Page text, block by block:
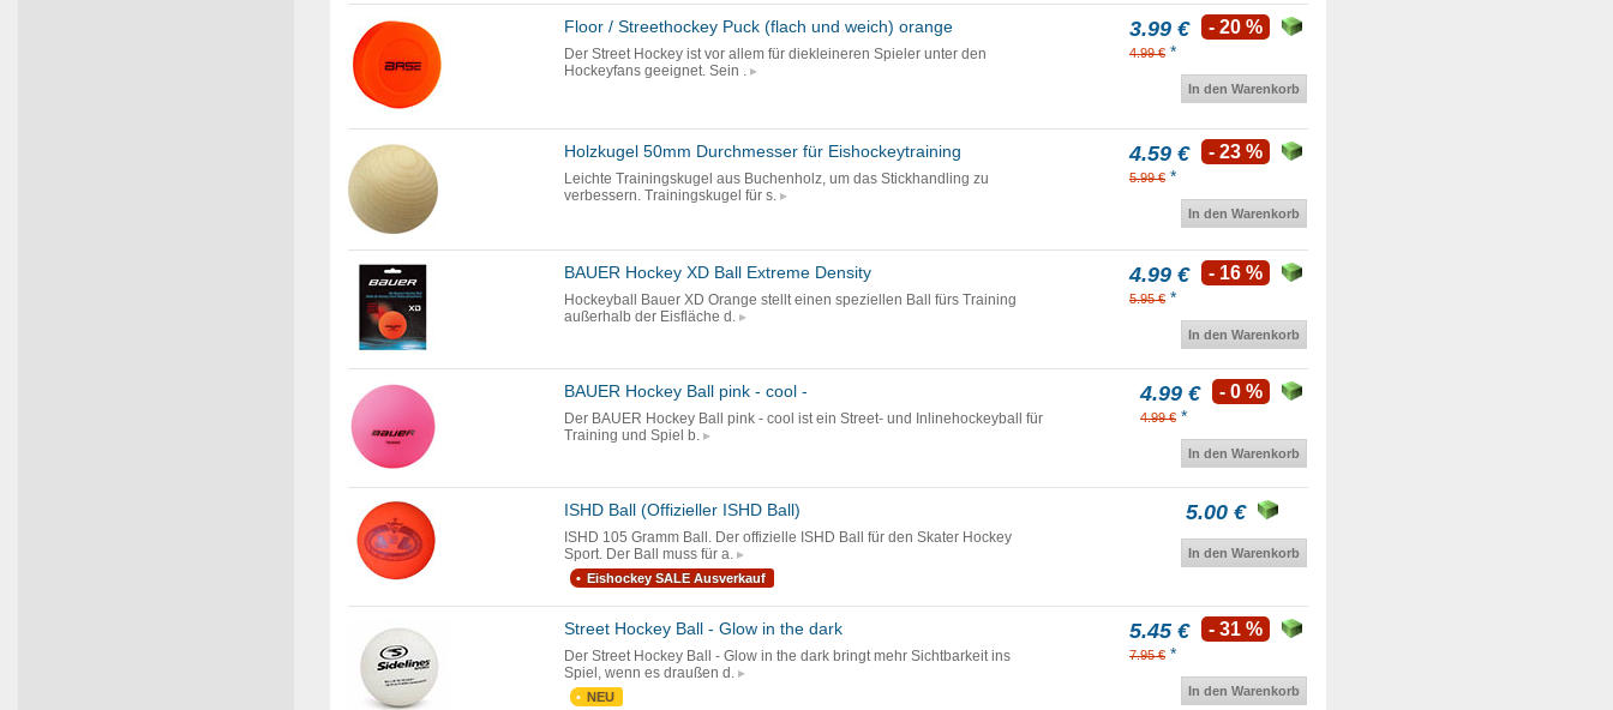
Floor / Streethockey Puck (flach und weich) orange
Der Street Hockey ist vor allem für diekleineren Spieler unter den
Hockeyfans geeignet. Sein .
3.99 €
4.99 € *
- 20 %
In den Warenkorb
Holzkugel 50mm Durchmesser für Eishockeytraining
Leichte Trainingskugel aus Buchenholz, um das Stickhandling zu
verbessern. Trainingskugel für s.
4.59 €
5.99 € *
- 23 %
In den Warenkorb
BAUER Hockey XD Ball Extreme Density
Hockeyball Bauer XD Orange stellt einen speziellen Ball fürs Training
außerhalb der Eisfläche d.
4.99 €
5.95 € *
- 16 %
In den Warenkorb
BAUER Hockey Ball pink - cool -
Der BAUER Hockey Ball pink - cool ist ein Street- und Inlinehockeyball für
Training und Spiel b.
4.99 €
4.99 € *
- 0 %
In den Warenkorb
ISHD Ball (Offizieller ISHD Ball)
ISHD 105 Gramm Ball. Der offizielle ISHD Ball für den Skater Hockey
Sport. Der Ball muss für a.
Eishockey SALE Ausverkauf
5.00 €
In den Warenkorb
Street Hockey Ball - Glow in the dark
Der Street Hockey Ball - Glow in the dark bringt mehr Sichtbarkeit ins
Spiel, wenn es draußen d.
NEU
5.45 €
7.95 € *
- 31 %
In den Warenkorb